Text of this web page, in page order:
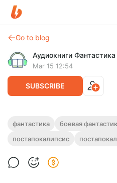
Go to blog
Аудиокниги Фантастика
Mar 15 12:54
SUBSCRIBE
156. Аудиокнига
Полная версия.
Слушайте эту и другие лучшие
Фантастика целиком, без
Level
фантастика боевая
постапокалипсис